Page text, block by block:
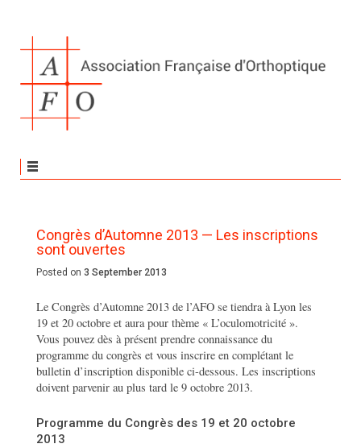
Congrès d’Automne 2013 — Les inscriptions
sont ouvertes
Posted on 3 September 2013
Le Congrès d’Automne 2013 de l’AFO se tiendra à Lyon les
19 et 20 octobre et aura pour thème « L’oculomotricité ».
Vous pouvez dès à présent prendre connaissance du
programme du congrès et vous inscrire en complétant le
bulletin d’inscription disponible ci-dessous. Les inscriptions
doivent parvenir au plus tard le 9 octobre 2013.
Programme du Congrès des 19 et 20 octobre
2013